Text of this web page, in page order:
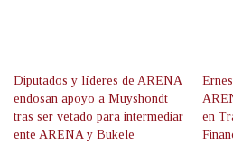
Diputados y líderes de ARENA
endosan apoyo a Muyshondt
tras ser vetado para intermediar
ente ARENA y Bukele
en